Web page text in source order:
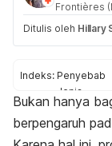
Frontières
Ditulis oleh Hillary
Indeks: Penyebab
Jenis
Cara
Bukan hanya
berpengaruh